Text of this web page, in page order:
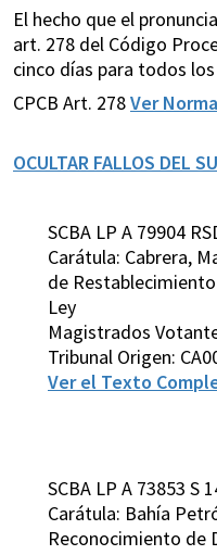
El hecho que el
art. 278 del Código
cinco días para todos
CPCB Art. 278Ver Norma
OCULTAR FALLOS DEL
SCBA LP A 79904
Carátula: Cabrera,
de
Ley
Magistrados
Tribunal Origen:
Ver el Texto
SCBA LP A 73853 S
Carátula: Bahía
Reconocimiento de